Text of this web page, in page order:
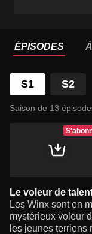
ÉPISODES
S1 S2
Saison de 13
Le voleur de
Les Winx sont en
mystérieux voleur
les jeunes terriens